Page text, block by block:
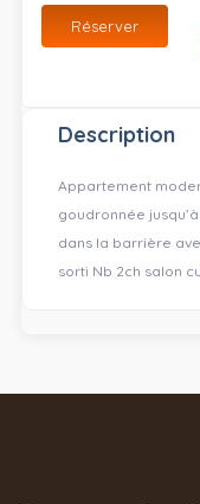
Réserver
Description
Appartement
goudronnée
dans la barrière
sorti Nb 2ch salon